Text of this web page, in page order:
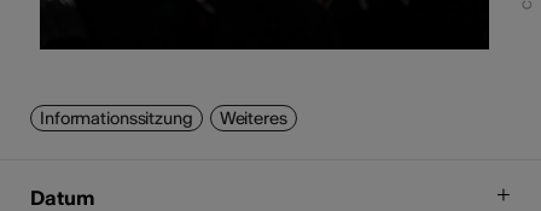
Informationssitzung Weiteres
Datum